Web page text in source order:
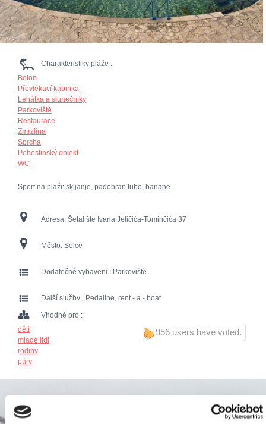
Charakteristiky pláže :
Beton
Převlékací kabinka
Lehátka a slunečníky
Parkoviště
Restaurace
Zmrzlina
Sprcha
Pohostinský objekt
WC
Sport na plaži: skijanje, padobran tube, banane
Adresa: Šetalište Ivana Jeličića-Tominčića 37
Město: Selce
Dodatečné vybavení : Parkoviště
Další služby : Pedaline, rent - a - boat
956 users have voted.
Vhodné pro :
děti
mladé lidi
rodiny
páry